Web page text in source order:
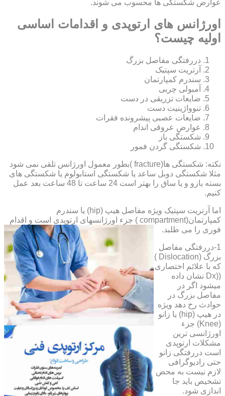
عوارض شکستگی ها محسوب می شوند.
اورژانس های ارتوپدی و اقدامات اساسی
اولیه چیست؟
دررفتگی مفاصل بزرگ
آرتریت سپتیک
سندرم کمپارتمان
آمبولی چربی
ضایعات تزریقی در دست
تنوواژینیت دست
ضایعات عصبی پیشرونده فقرات
عوارض عروقی اندام
شکستگی باز
شکستگی گردن فمور
نکته: شکستگی ها(fracture )بطور معمول اورژانس تلقی نمی شود
مثلا شکستگی دوبل ساعد یا شکستگی استابولوم یا شکستگی های
بسته بازو و یا ساق را بهتر است 24 ساعت تا 48 ساعت بعد عمل
کنیم.
اما آرتریت سپتیک ویژه مفاصل هیپ (hip) یا سندرم
کمپارتمان(compartment ) جزء اورژانسهای ارتوپدی است و اقدام
فوری را می طلبد.
1-دررفتگی مفاصل
بزرگ (Dislocation )
که با علائم اختصاری
((Dx نشان داده
میشود اگر در
مفاصل بزرگ در
حوادث رخ دهد ویژه
در هیپ (hip) یا زانو
(Knee) جزء
اورژانسی ترین
مشکلات ارتوپدی
است دررفتگی زانو
حتی رادیوگرافی
لازم نیست به محض
تشخیص باید جا
اندازی شود.